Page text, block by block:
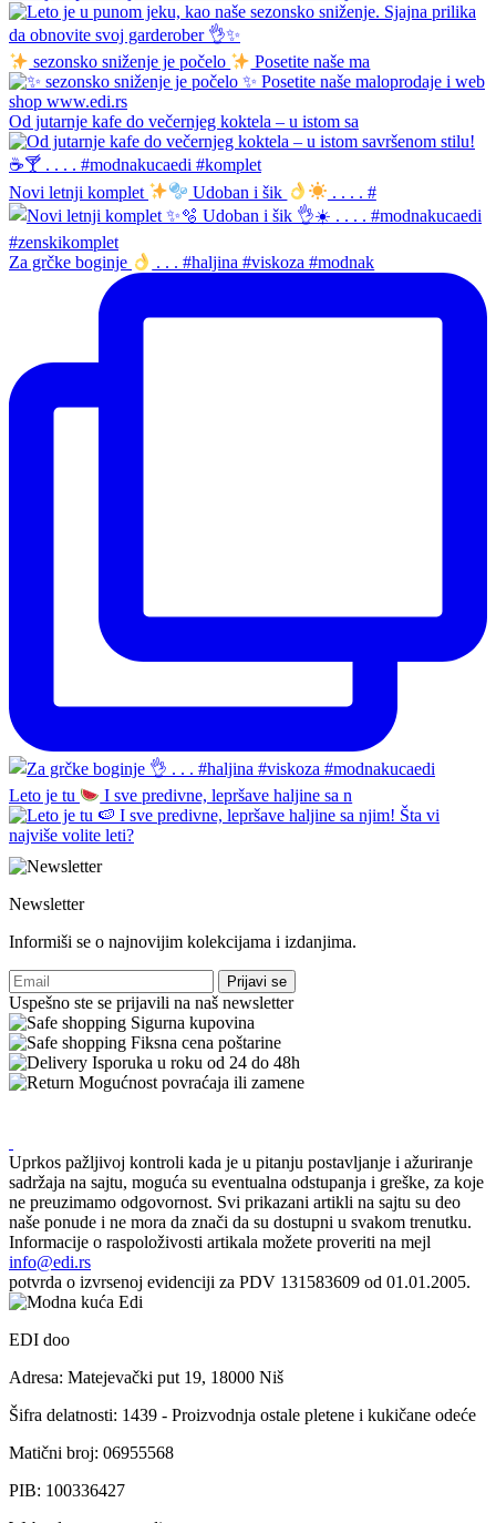
sezonsko sniženje je počelo Posetite naše ma
Od jutarnje kafe do večernjeg koktela – u istom sa
Novi letnji komplet Udoban i šik . . . . #
Za grčke boginje . . . #haljina #viskoza #modnak
Leto je tu I sve predivne, lepršave haljine sa n
Newsletter
Informiši se o najnovijim kolekcijama i izdanjima.
Prijavi se
Uspešno ste se prijavili na naš newsletter
Sigurna kupovina
Fiksna cena poštarine
Isporuka u roku od 24 do 48h
Mogućnost povraćaja ili zamene
Uprkos pažljivoj kontroli kada je u pitanju postavljanje i ažuriranje
sadržaja na sajtu, moguća su eventualna odstupanja i greške, za koje
ne preuzimamo odgovornost. Svi prikazani artikli na sajtu su deo
naše ponude i ne mora da znači da su dostupni u svakom trenutku.
Informacije o raspoloživosti artikala možete proveriti na mejl
info@edi.rs
potvrda o izvrsenoj evidenciji za PDV 131583609 od 01.01.2005.
EDI doo
Adresa: Matejevački put 19, 18000 Niš
Šifra delatnosti: 1439 - Proizvodnja ostale pletene i kukičane odeće
Matični broj: 06955568
PIB: 100336427